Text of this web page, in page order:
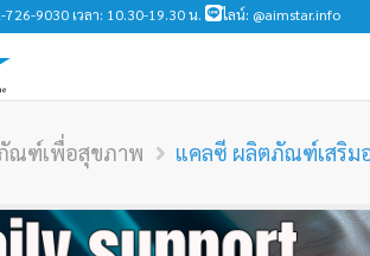
9030 เวลา: 10.30-19.30 น. ไลน์: @aimstar.info
ณฑ์เพื่อสุขภาพ แคลซี ผลิตภัณฑ์เสริม